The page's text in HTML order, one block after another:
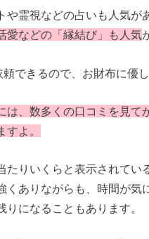
や霊視などの占いも人気が
愛などの「縁結び」も人気
できるので、お財布に優し
は、数多くの口コミを見て
すよ。
たりいくらと表示されてい
くありながらも、時間が気
りになることもあります。